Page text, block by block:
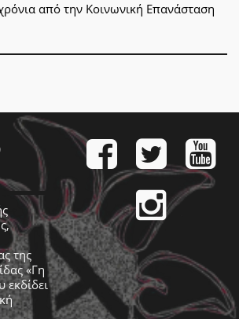
από την Κοινωνική Επανάσταση
της
«Γη
εκδίδει